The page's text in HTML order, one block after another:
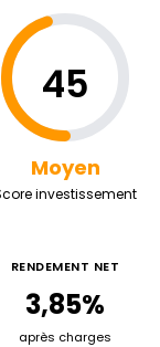
45
Moyen
investissement
RENDEMENT NET
3,85%
après charges